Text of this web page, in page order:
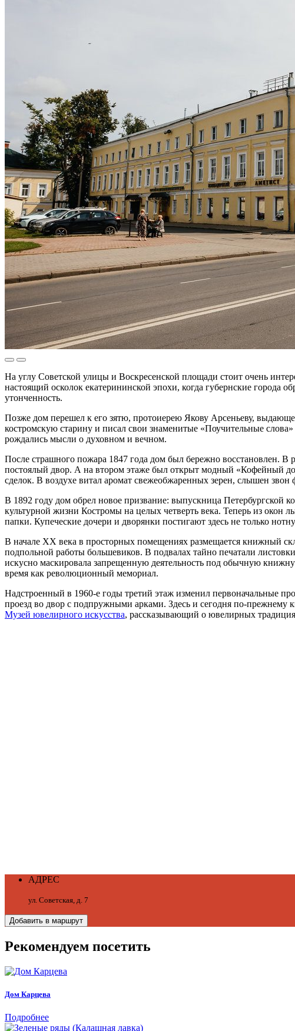
На углу Советской улицы и Воскресенской площади стоит очень
настоящий осколок екатерининской эпохи, когда губернские
утонченность.
Позже дом перешел к его зятю, протоиерею Якову Арсеньеву,
костромскую старину и писал свои знаменитые «Поучительные
рождались мысли о духовном и вечном.
После страшного пожара 1847 года дом был бережно восстановлен. В
постоялый двор. А на втором этаже был открыт модный «Кофейный
сделок. В воздухе витал аромат свежеобжаренных зерен, слышен
В 1892 году дом обрел новое призвание: выпускница Петербургской
культурной жизни Костромы на целых четверть века. Теперь из
папки. Купеческие дочери и дворянки постигают здесь не только
В начале XX века в просторных помещениях размещается книжный
подпольной работы большевиков. В подвалах тайно печатали
искусно маскировала запрещенную деятельность под обычную
время как революционный мемориал.
Надстроенный в 1960-е годы третий этаж изменил первоначальные
проезд во двор с подпружными арками. Здесь и сегодня по-
Музей ювелирного искусства, рассказывающий о ювелирных
АДРЕС
ул. Советская, д. 7
Добавить в маршрут
Рекомендуем посетить
Дом Карцева
Подробнее